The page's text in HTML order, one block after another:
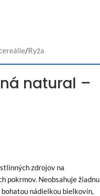
/Ryža
natural –
zdrojov na
pokrmov. Neobsahuje žiadnu
bohatou nádielkou bielkovín,